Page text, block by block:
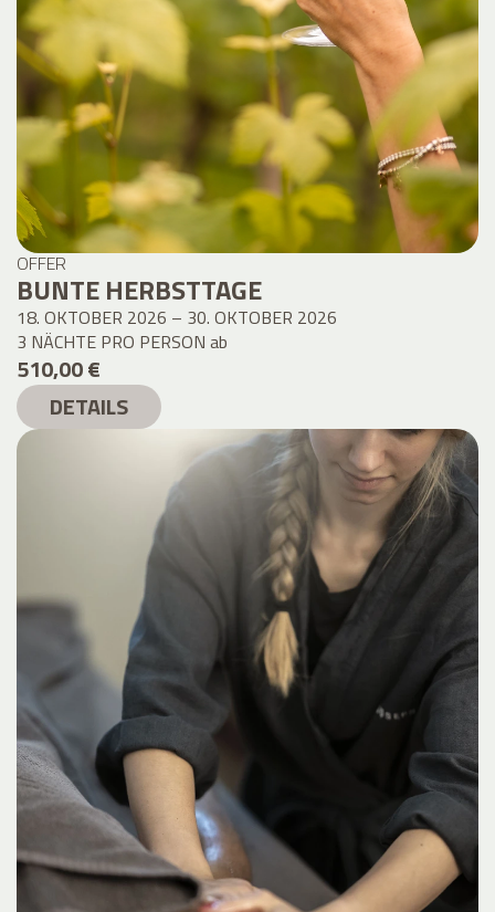
OFFER
BUNTE HERBSTTAGE
18. OKTOBER 2026 – 30. OKTOBER 2026
3 NÄCHTE PRO PERSON ab
510,00 €
DETAILS